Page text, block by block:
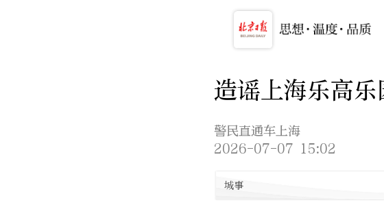
造谣上海乐高
警民直通车上海
2026-07-07 15:02
城事